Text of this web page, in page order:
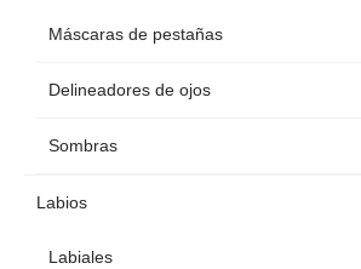
Máscaras de pestañas
Delineadores de ojos
Sombras
Labios
Labiales